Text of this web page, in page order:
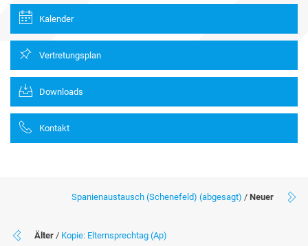
Kalender
Vertretungsplan
Downloads
Kontakt
Spanienaustausch (Schenefeld) (abgesagt) / Neuer
Älter / Kopie: Elternsprechtag (Ap)